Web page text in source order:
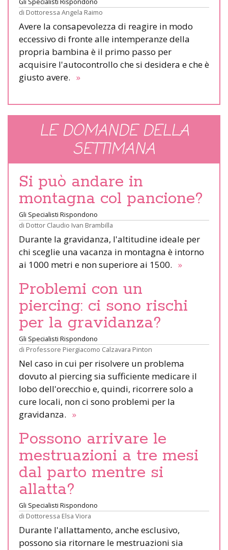
di Dottoressa Angela Raimo
Avere la consapevolezza di reagire in modo
eccessivo di fronte alle intemperanze della
propria bambina è il primo passo per
acquisire l'autocontrollo che si desidera e che è
giusto avere. »
LE DOMANDE DELLA
SETTIMANA
Si può andare in
montagna col pancione?
Gli Specialisti Rispondono
di Dottor Claudio Ivan Brambilla
Durante la gravidanza, l'altitudine ideale per
chi sceglie una vacanza in montagna è intorno
ai 1000 metri e non superiore ai 1500. »
Problemi con un
piercing: ci sono rischi
per la gravidanza?
Gli Specialisti Rispondono
di Professore Piergiacomo Calzavara Pinton
Nel caso in cui per risolvere un problema
dovuto al piercing sia sufficiente medicare il
lobo dell'orecchio e, quindi, ricorrere solo a
cure locali, non ci sono problemi per la
gravidanza. »
Possono arrivare le
mestruazioni a tre mesi
dal parto mentre si
allatta?
Gli Specialisti Rispondono
di Dottoressa Elsa Viora
Durante l'allattamento, anche esclusivo,
possono sia ritornare le mestruazioni sia